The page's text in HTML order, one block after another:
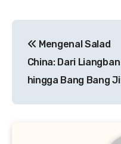
pos
Mengenal Salad
China: Dari Liangban
hingga Bang Bang Ji